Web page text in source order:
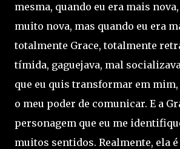
mesma, quando eu era mais
muito nova, mas quando eu era
totalmente Grace, totalmente
tímida, gaguejava, mal
que eu quis transformar em
o meu poder de comunicar. E a
personagem que eu me
muitos sentidos. Realmente, ela